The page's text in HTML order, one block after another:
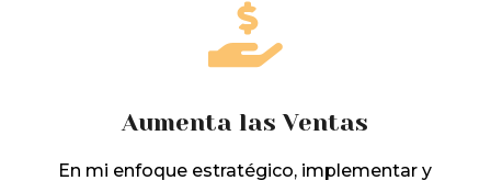

Aumenta las Ventas
En mi enfoque estratégico, implementar y